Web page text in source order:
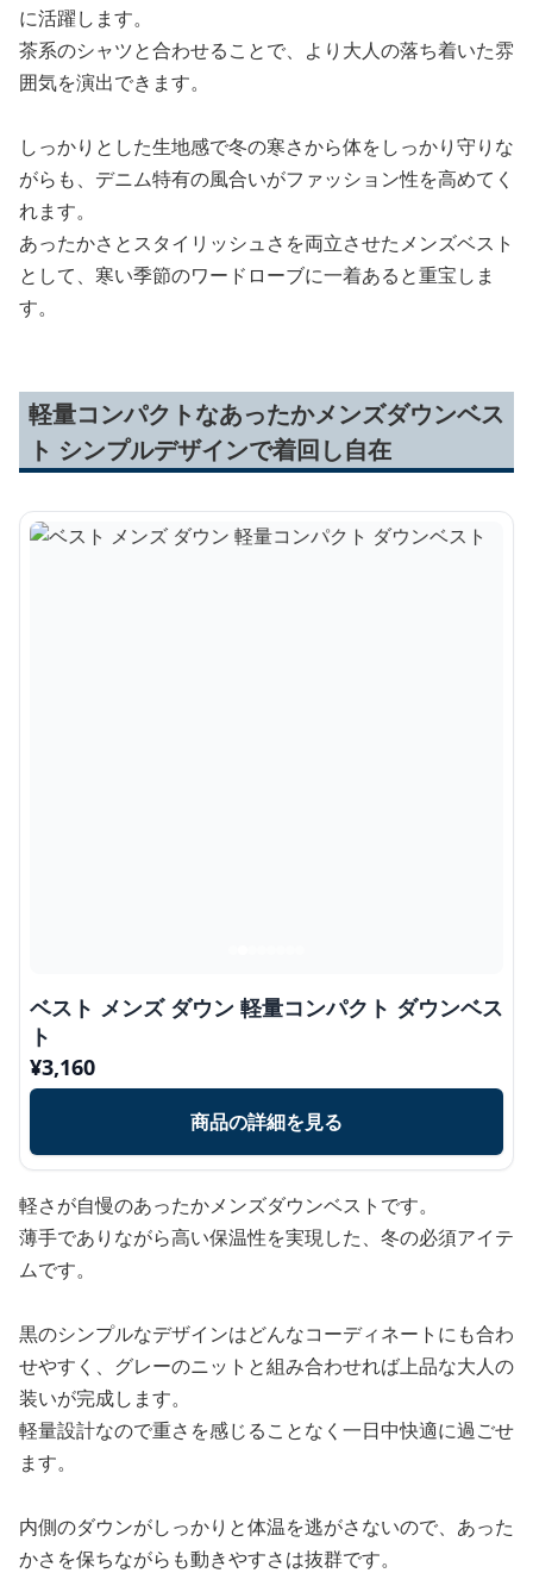
に活躍します。
茶系のシャツと合わせることで、より大人の落ち着いた雰
囲気を演出できます。
しっかりとした生地感で冬の寒さから体をしっかり守りな
がらも、デニム特有の風合いがファッション性を高めてく
れます。
あったかさとスタイリッシュさを両立させたメンズベスト
として、寒い季節のワードローブに一着あると重宝しま
す。
軽量コンパクトなあったかメンズダウンベス
ト シンプルデザインで着回し自在
ベスト メンズ ダウン 軽量コンパクト ダウンベス
ト
¥3,160
商品の詳細を見る
軽さが自慢のあったかメンズダウンベストです。
薄手でありながら高い保温性を実現した、冬の必須アイテ
ムです。
黒のシンプルなデザインはどんなコーディネートにも合わ
せやすく、グレーのニットと組み合わせれば上品な大人の
装いが完成します。
軽量設計なので重さを感じることなく一日中快適に過ごせ
ます。
内側のダウンがしっかりと体温を逃がさないので、あった
かさを保ちながらも動きやすさは抜群です。